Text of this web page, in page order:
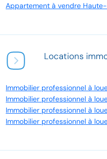
Appartement à vendre
Locations
Immobilier professionnel à
Immobilier professionnel à
Immobilier professionnel à
Immobilier professionnel à